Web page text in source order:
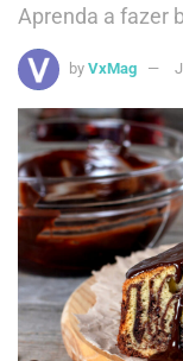
Aprenda a fazer
by VxMag